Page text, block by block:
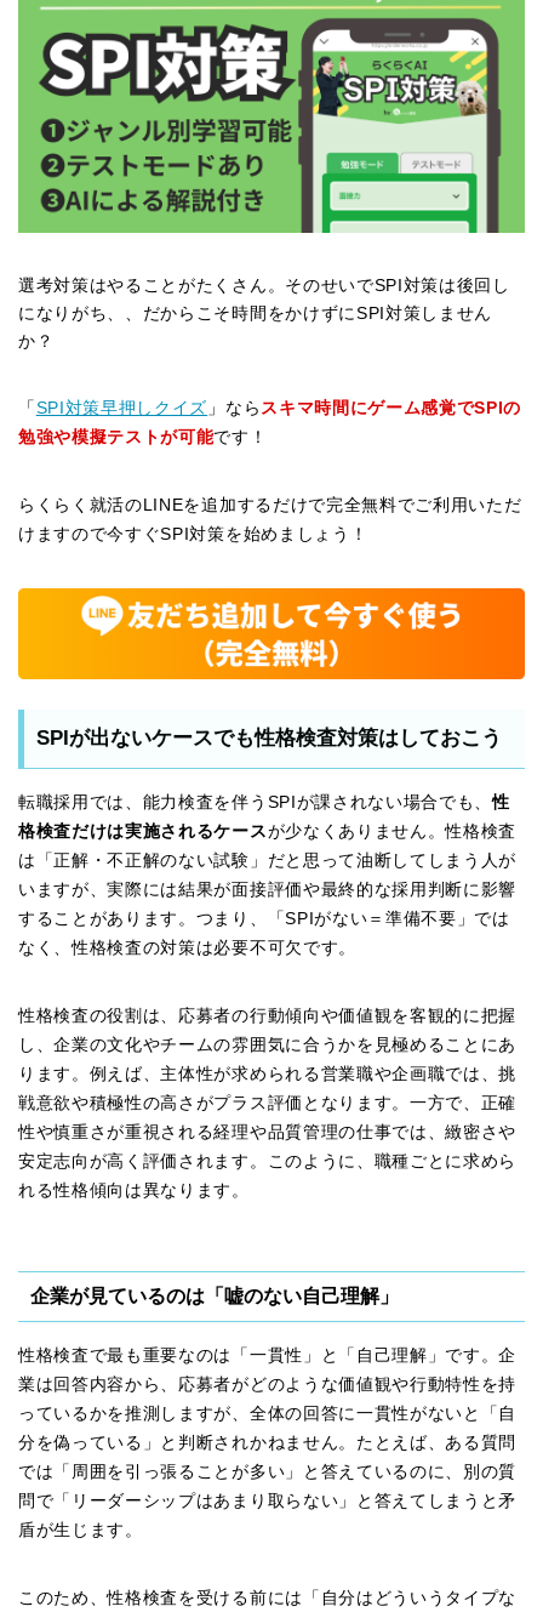
選考対策はやることがたくさん。そのせいでSPI対策は後回し
になりがち、、だからこそ時間をかけずにSPI対策しません
か？
「 SPI対策早押しクイズ 」なら スキマ時間にゲーム感覚でSPIの
勉強や模擬テストが可能です！
らくらく就活のLINEを追加するだけで完全無料でご利用いただ
けますので今すぐSPI対策を始めましょう！
SPIが出ないケースでも性格検査対策はしておこう
転職採用では、能力検査を伴うSPIが課されない場合でも、性
格検査だけは実施されるケースが少なくありません。性格検査
は「正解・不正解のない試験」だと思って油断してしまう人が
いますが、実際には結果が面接評価や最終的な採用判断に影響
することがあります。つまり、「SPIがない＝準備不要」では
なく、性格検査の対策は必要不可欠です。
性格検査の役割は、応募者の行動傾向や価値観を客観的に把握
し、企業の文化やチームの雰囲気に合うかを見極めることにあ
ります。例えば、主体性が求められる営業職や企画職では、挑
戦意欲や積極性の高さがプラス評価となります。一方で、正確
性や慎重さが重視される経理や品質管理の仕事では、緻密さや
安定志向が高く評価されます。このように、職種ごとに求めら
れる性格傾向は異なります。
企業が見ているのは「嘘のない自己理解」
性格検査で最も重要なのは「一貫性」と「自己理解」です。企
業は回答内容から、応募者がどのような価値観や行動特性を持
っているかを推測しますが、全体の回答に一貫性がないと「自
分を偽っている」と判断されかねません。たとえば、ある質問
では「周囲を引っ張ることが多い」と答えているのに、別の質
問で「リーダーシップはあまり取らない」と答えてしまうと矛
盾が生じます。
このため、性格検査を受ける前には「自分はどういうタイプな